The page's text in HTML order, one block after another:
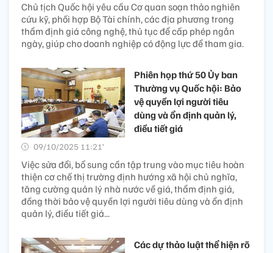
Chủ tịch Quốc hội yêu cầu Cơ quan soạn thảo nghiên
cứu kỹ, phối hợp Bộ Tài chính, các địa phương trong
thẩm định giá công nghệ, thủ tục để cấp phép ngắn
ngày, giúp cho doanh nghiệp có động lực để tham gia.
Phiên họp thứ 50 Ủy ban
Thường vụ Quốc hội: Bảo
vệ quyền lợi người tiêu
dùng và ổn định quản lý,
điều tiết giá
09/10/2025 11:21’
Việc sửa đổi, bổ sung cần tập trung vào mục tiêu hoàn
thiện cơ chế thị trường định hướng xã hội chủ nghĩa,
tăng cường quản lý nhà nước về giá, thẩm định giá,
đồng thời bảo vệ quyền lợi người tiêu dùng và ổn định
quản lý, điều tiết giá...
Các dự thảo luật thể hiện rõ